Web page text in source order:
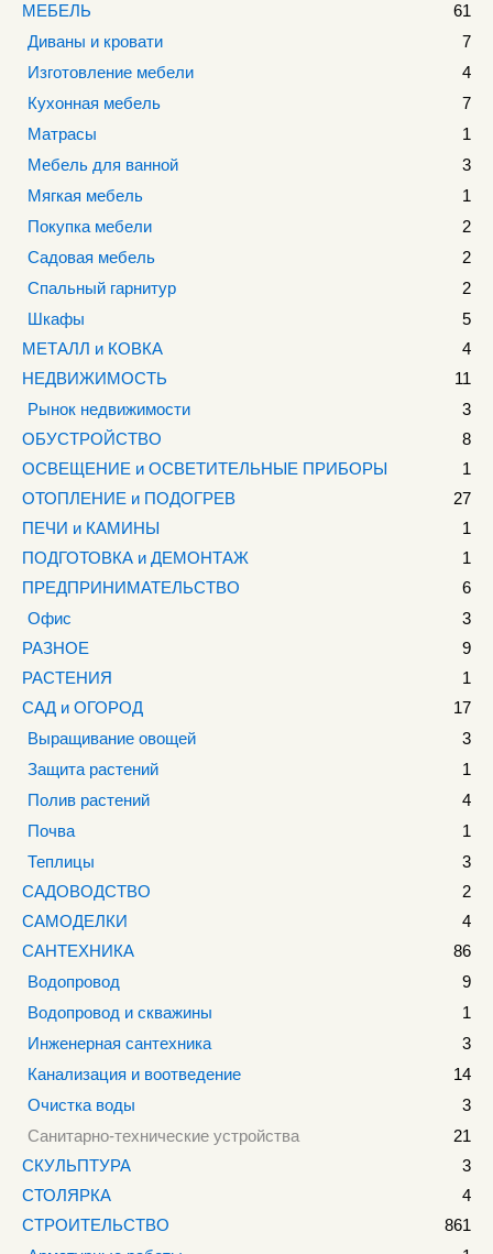
МЕБЕЛЬ
61
Диваны и кровати
7
Изготовление мебели
4
Кухонная мебель
7
Матрасы
1
Мебель для ванной
3
Мягкая мебель
1
Покупка мебели
2
Садовая мебель
2
Спальный гарнитур
2
Шкафы
5
МЕТАЛЛ и КОВКА
4
НЕДВИЖИМОСТЬ
11
Рынок недвижимости
3
ОБУСТРОЙСТВО
8
ОСВЕЩЕНИЕ и ОСВЕТИТЕЛЬНЫЕ ПРИБОРЫ
1
ОТОПЛЕНИЕ и ПОДОГРЕВ
27
ПЕЧИ и КАМИНЫ
1
ПОДГОТОВКА и ДЕМОНТАЖ
1
ПРЕДПРИНИМАТЕЛЬСТВО
6
Офис
3
РАЗНОЕ
9
РАСТЕНИЯ
1
САД и ОГОРОД
17
Выращивание овощей
3
Защита растений
1
Полив растений
4
Почва
1
Теплицы
3
САДОВОДСТВО
2
САМОДЕЛКИ
4
САНТЕХНИКА
86
Водопровод
9
Водопровод и скважины
1
Инженерная сантехника
3
Канализация и воотведение
14
Очистка воды
3
Санитарно-технические устройства
21
СКУЛЬПТУРА
3
СТОЛЯРКА
4
СТРОИТЕЛЬСТВО
861